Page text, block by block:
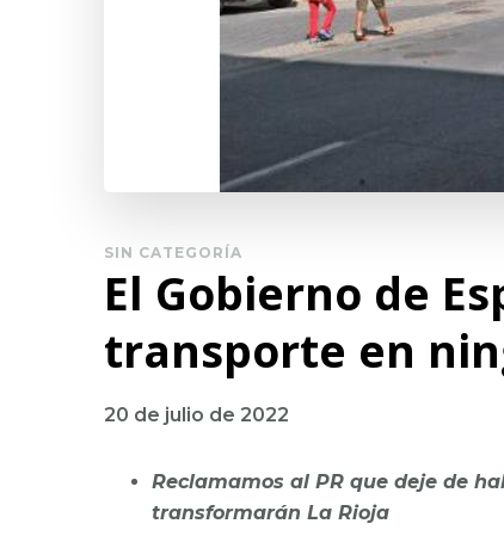
SIN CATEGORÍA
El Gobierno de
transporte en
20 de julio de 2022
Reclamamos al PR que deje de
transformarán La Rioja